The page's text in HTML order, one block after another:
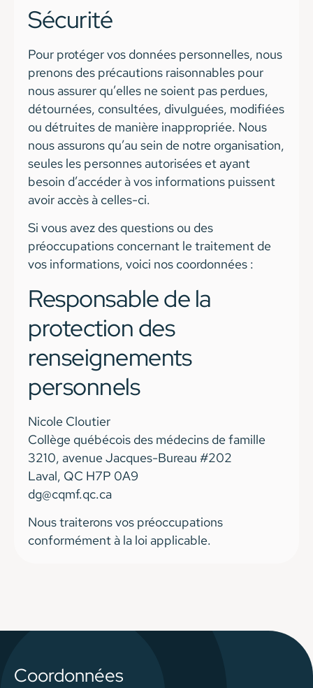
Sécurité
Pour protéger vos données personnelles, nous
prenons des précautions raisonnables pour
nous assurer qu’elles ne soient pas perdues,
détournées, consultées, divulguées, modifiées
ou détruites de manière inappropriée. Nous
nous assurons qu’au sein de notre organisation,
seules les personnes autorisées et ayant
besoin d’accéder à vos informations puissent
avoir accès à celles-ci.
Si vous avez des questions ou des
préoccupations concernant le traitement de
vos informations, voici nos coordonnées :
Responsable de la
protection des
renseignements
personnels
Nicole Cloutier
Collège québécois des médecins de famille
3210, avenue Jacques-Bureau #202
Laval, QC H7P 0A9
dg@cqmf.qc.ca
Nous traiterons vos préoccupations
conformément à la loi applicable.
Coordonnées